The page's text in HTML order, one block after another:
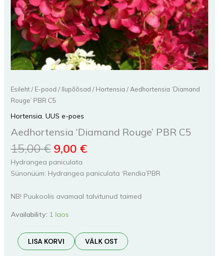
Esileht/ E-pood / Ilupõõsad / Hortensia / Aedhortensia ‘Diamand
Rouge’ PBR C5
Hortensia, UUS e-poes
Aedhortensia ‘Diamand Rouge’ PBR C5
15,00€ 9,00 €
Hydrangea paniculata
Sünonüüm: Hydrangea paniculata ‘Rendia’PBR
NB! Puukoolis avamaal talvitunud taimed
Availability: 1 laos
LISA KORVI VÄLK OST